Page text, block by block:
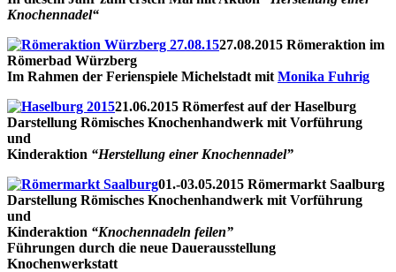
Knochennadel“
27.08.2015 Römeraktion im
Römerbad Würzberg
Im Rahmen der Ferienspiele Michelstadt mit Monika Fuhrig
21.06.2015 Römerfest auf der Haselburg
Darstellung Römisches Knochenhandwerk mit Vorführung
und
Kinderaktion “Herstellung einer Knochennadel”
01.-03.05.2015 Römermarkt Saalburg
Darstellung Römisches Knochenhandwerk mit Vorführung
und
Kinderaktion “Knochennadeln feilen”
Führungen durch die neue Dauerausstellung
Knochenwerkstatt